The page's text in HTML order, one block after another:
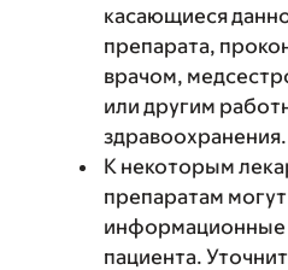
касающиеся
препарата,
врачом,
или другим
здравоохранения.
К некоторым
препаратам
информационные
пациента.